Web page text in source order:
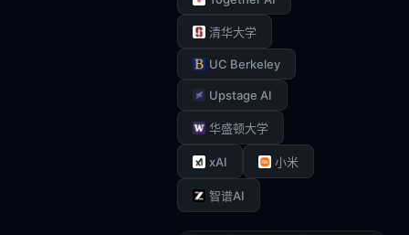
清华大学
UC Berkeley
Upstage AI
华盛顿大学
xAI 小米
智谱AI